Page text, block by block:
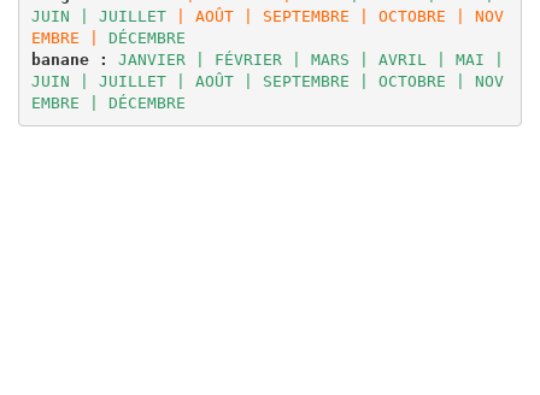
JUIN | JUILLET
| AOÛT | SEPTEMBRE | OCTOBRE | NOV
EMBRE |
DÉCEMBRE
banane : JANVIER | FÉVRIER | MARS | AVRIL | MAI |
JUIN | JUILLET | AOÛT | SEPTEMBRE | OCTOBRE | NOV
EMBRE | DÉCEMBRE